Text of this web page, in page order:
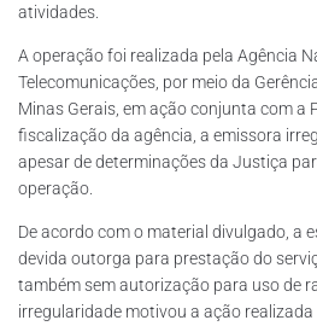
atividades.
A operação foi realizada pela Agência
Telecomunicações, por meio da
Minas Gerais, em ação conjunta com a
fiscalização da agência, a emissora
apesar de determinações da Justiça
operação.
De acordo com o material divulgado, a
devida outorga para prestação do
também sem autorização para uso de
irregularidade motivou a ação realizada